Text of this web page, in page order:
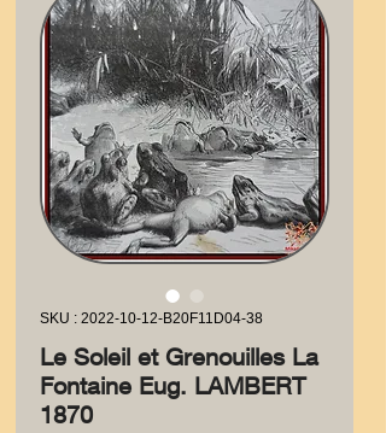
SKU : 2022-10-12-B20F11D04-38
Le Soleil et Grenouilles La
Fontaine Eug. LAMBERT
1870